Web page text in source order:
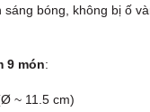
sáng bóng, không bị ố
9 món:
~ 11.5 cm)